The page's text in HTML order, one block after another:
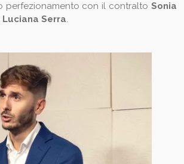
perfezionamento con il contralto Sonia
Luciana Serra.